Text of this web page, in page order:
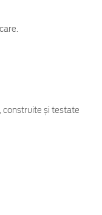
construite și testate